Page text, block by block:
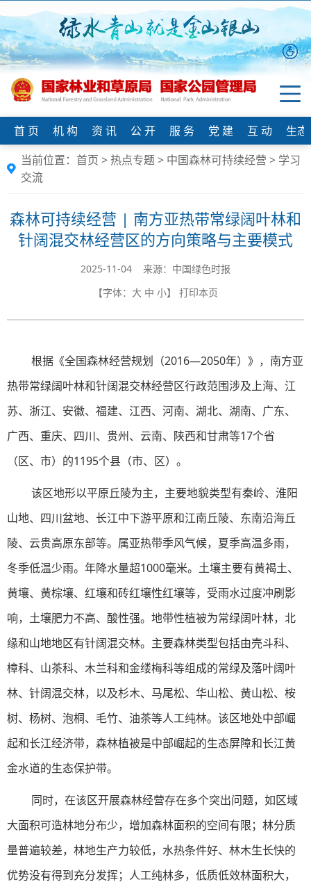
首 页 机 构 资 讯 公 开 服 务 党 建 互 动
生
当前位置： 首页 > 热点专题> 中国森林可持续经营 > 学习
交流
森林可持续经营 | 南方亚热带常绿阔叶林和
针阔混交林经营区的方向策略与主要模式
2025-11-04 来源：中国绿色时报
【字体： 大 中 小】 打印本页
根据《全国森林经营规划（2016—2050年）》，南方亚
热带常绿阔叶林和针阔混交林经营区行政范围涉及上海、江
苏、浙江、安徽、福建、江西、河南、湖北、湖南、广东、
广西、重庆、四川、贵州、云南、陕西和甘肃等17个省
（区、市）的1195个县（市、区）。
该区地形以平原丘陵为主，主要地貌类型有秦岭、淮阳
山地、四川盆地、长江中下游平原和江南丘陵、东南沿海丘
陵、云贵高原东部等。属亚热带季风气候，夏季高温多雨，
冬季低温少雨。年降水量超1000毫米。土壤主要有黄褐土、
黄壤、黄棕壤、红壤和砖红壤性红壤等，受雨水过度冲刷影
响，土壤肥力不高、酸性强。地带性植被为常绿阔叶林，北
缘和山地地区有针阔混交林。主要森林类型包括由壳斗科、
樟科、山茶科、木兰科和金缕梅科等组成的常绿及落叶阔叶
林、针阔混交林，以及杉木、马尾松、华山松、黄山松、桉
树、杨树、泡桐、毛竹、油茶等人工纯林。该区地处中部崛
起和长江经济带，森林植被是中部崛起的生态屏障和长江黄
金水道的生态保护带。
同时，在该区开展森林经营存在多个突出问题，如区域
大面积可造林地分布少，增加森林面积的空间有限；林分质
量普遍较差，林地生产力较低，水热条件好、林木生长快的
优势没有得到充分发挥；人工纯林多，低质低效林面积大，